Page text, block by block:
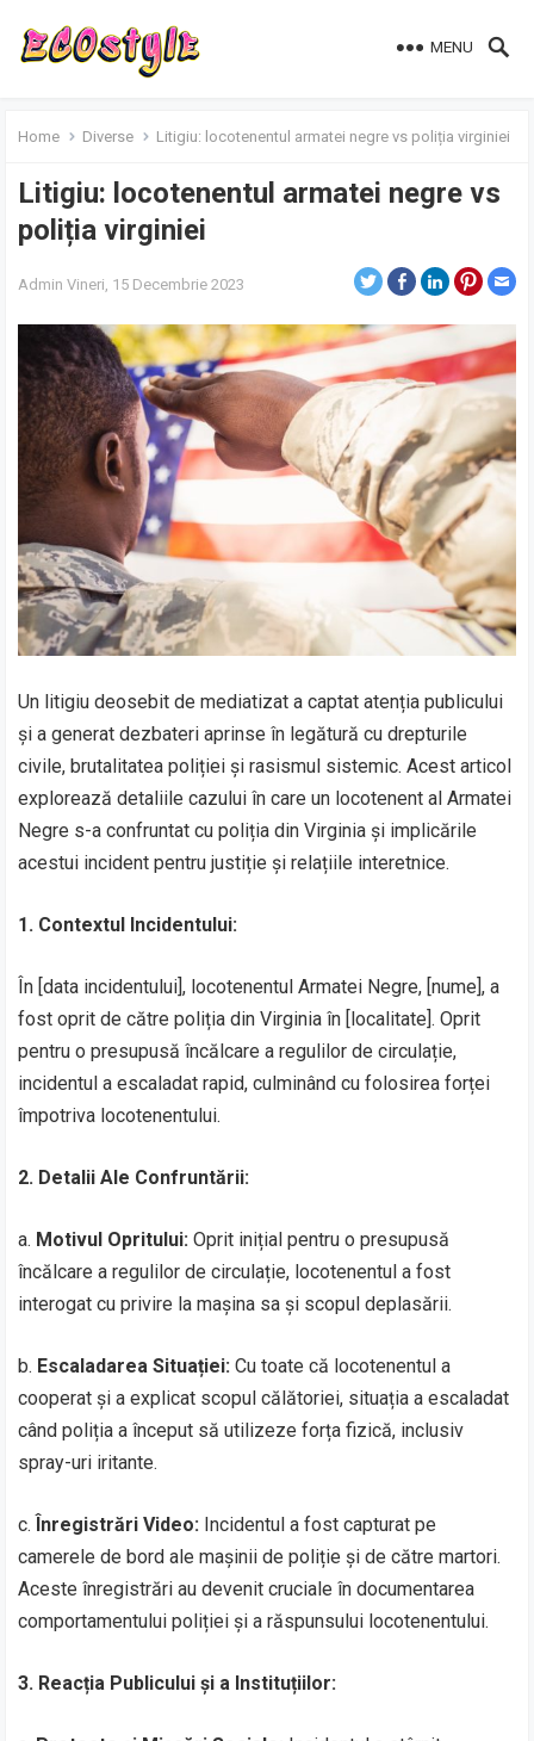
MENU
Home Diverse Litigiu: locotenentul armatei negre vs poliția virginiei
Litigiu: locotenentul armatei negre vs
poliția virginiei
Admin Vineri, 15 Decembrie 2023
Un litigiu deosebit de mediatizat a captat atenția publicului
și a generat dezbateri aprinse în legătură cu drepturile
civile, brutalitatea poliției și rasismul sistemic. Acest articol
explorează detaliile cazului în care un locotenent al Armatei
Negre s-a confruntat cu poliția din Virginia și implicările
acestui incident pentru justiție și relațiile interetnice.
1. Contextul Incidentului:
În [data incidentului], locotenentul Armatei Negre, [nume], a
fost oprit de către poliția din Virginia în [localitate]. Oprit
pentru o presupusă încălcare a regulilor de circulație,
incidentul a escaladat rapid, culminând cu folosirea forței
împotriva locotenentului.
2. Detalii Ale Confruntării:
a. Motivul Opritului: Oprit inițial pentru o presupusă
încălcare a regulilor de circulație, locotenentul a fost
interogat cu privire la mașina sa și scopul deplasării.
b. Escaladarea Situației: Cu toate că locotenentul a
cooperat și a explicat scopul călătoriei, situația a escaladat
când poliția a început să utilizeze forța fizică, inclusiv
spray-uri iritante.
c. Înregistrări Video: Incidentul a fost capturat pe
camerele de bord ale mașinii de poliție și de către martori.
Aceste înregistrări au devenit cruciale în documentarea
comportamentului poliției și a răspunsului locotenentului.
3. Reacția Publicului și a Instituțiilor: